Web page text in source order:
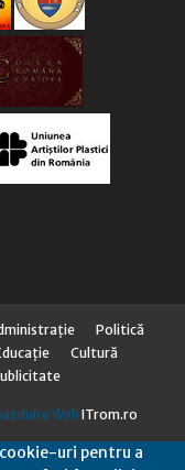
Politică
Cultură
Web ITrom.ro
uri pentru a